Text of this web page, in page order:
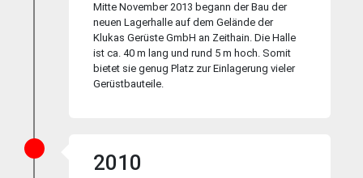
Mitte November 2013 begann der Bau der
neuen Lagerhalle auf dem Gelände der
Klukas Gerüste GmbH an Zeithain. Die Halle
ist ca. 40 m lang und rund 5 m hoch. Somit
bietet sie genug Platz zur Einlagerung vieler
Gerüstbauteile.
2010